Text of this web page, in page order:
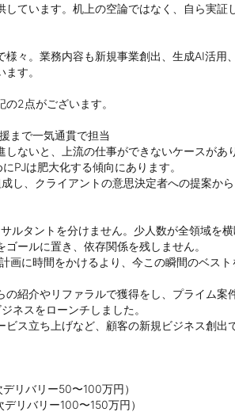
ています。机上の空論ではなく、自ら実
々。業務内容も新規事業創出、生成AI活
す。
2点がございます。
まで一気通貫で担当
ないと、上流の仕事ができないケースがあ
PJは肥大化する傾向にあります。
し、クライアントの意思決定者への提案か
ルタントを分けません。少人数が全領域を
ールに置き、依存関係を残しません。
画に時間をかけるより、今この瞬間のベスト
紹介やリファラルで獲得をし、プライム案
ネスをローンチしました。
ス立ち上げなど、顧客の新規ビジネス創出
リバリー50〜100万円）
リバリー100〜150万円）